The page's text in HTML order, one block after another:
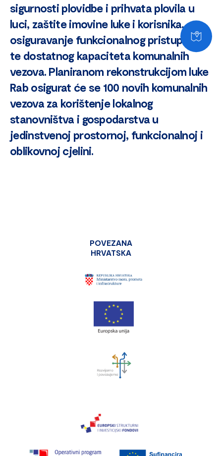
sigurnosti plovidbe i prihvata plovila u
luci, zaštite imovine luke i korisnika,
osiguravanje funkcionalnog pristupa luci
te dostatnog kapaciteta komunalnih
vezova. Planiranom rekonstrukcijom luke
Rab osigurat će se 100 novih komunalnih
vezova za korištenje lokalnog
stanovništva i gospodarstva u
jedinstvenoj prostornoj, funkcionalnoj i
oblikovnoj cjelini.
POVEZANA
HRVATSKA